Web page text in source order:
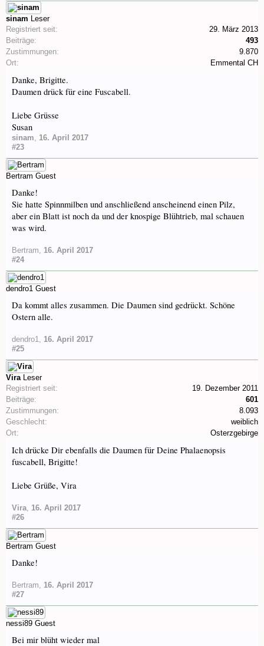
sinam Leser
Registriert seit:
29. März 2013
Beiträge:
493
Zustimmungen:
9.870
Ort:
Emmental CH
Danke, Brigitte.
Daumen drück für eine Fuscabell.
Liebe Grüsse
Susan
sinam, 16. April 2017
#23
Bertram Guest
Danke!
Sie hatte Spinnmilben und anschließend anscheinend einen Pilz,
aber ein Blatt ist noch da und der knospige Blühtrieb, mal schauen
was wird.
Bertram, 16. April 2017
#24
dendro1 Guest
Da kommt alles zusammen. Die Daumen sind gedrückt. Schöne
Ostern alle.
dendro1, 16. April 2017
#25
Vira Leser
Registriert seit:
19. Dezember 2011
Beiträge:
601
Zustimmungen:
8.093
Geschlecht:
weiblich
Ort:
Osterzgebirge
Ich drücke Dir ebenfalls die Daumen für Deine Phalaenopsis
fuscabell, Brigitte!
Liebe Grüße, Vira
Vira, 16. April 2017
#26
Bertram Guest
Danke!
Bertram, 16. April 2017
#27
nessi89 Guest
Bei mir blüht wieder mal